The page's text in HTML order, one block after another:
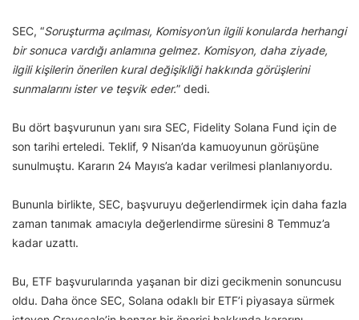
SEC, “Soruşturma açılması, Komisyon’un ilgili konularda herhangi
bir sonuca vardığı anlamına gelmez. Komisyon, daha ziyade,
ilgili kişilerin önerilen kural değişikliği hakkında görüşlerini
sunmalarını ister ve teşvik eder.” dedi.
Bu dört başvurunun yanı sıra SEC, Fidelity Solana Fund için de
son tarihi erteledi. Teklif, 9 Nisan’da kamuoyunun görüşüne
sunulmuştu. Kararın 24 Mayıs’a kadar verilmesi planlanıyordu.
Bununla birlikte, SEC, başvuruyu değerlendirmek için daha fazla
zaman tanımak amacıyla değerlendirme süresini 8 Temmuz’a
kadar uzattı.
Bu, ETF başvurularında yaşanan bir dizi gecikmenin sonuncusu
oldu. Daha önce SEC, Solana odaklı bir ETF’i piyasaya sürmek